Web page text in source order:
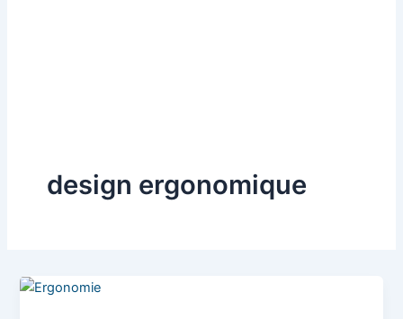
design ergonomique